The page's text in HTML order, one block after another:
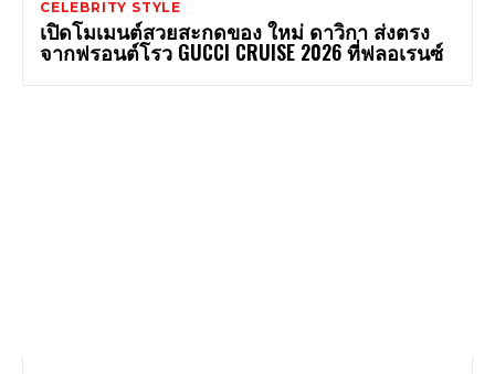
CELEBRITY STYLE
เปิดโมเมนต์สวยสะกดของ ใหม่ ดาวิกา ส่งตรง
จากฟรอนต์โรว GUCCI CRUISE 2026 ที่ฟลอเรนซ์